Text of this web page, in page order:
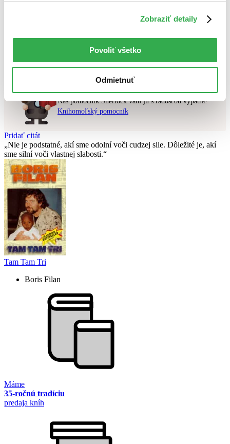
Zobraziť detaily
Povoliť všetko
Odmietnuť
Účinkuje Isao Onodav predpredaji
vyhovujúci zadaným podmienkam.
Skúste prosím zmeniť vyhľadávaný výraz.
Chcete poradiť knihu?
Náš pomocník Sherlock vám ju s radosťou vypátra!
Knihomoľský pomocník
Pridať citát
Nie je podstatné, akí sme odolní voči cudzej sile. Dôležité je, akí
sme silní voči vlastnej slabosti.
Tam Tam Tri
Boris Filan
Máme
35-ročnú tradíciu
predaja kníh